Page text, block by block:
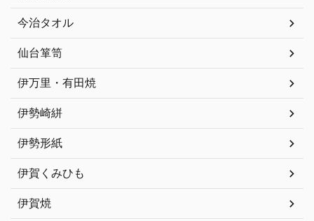
今治タオル
仙台箪笥
伊万里・有田焼
伊勢崎絣
伊勢形紙
伊賀くみひも
伊賀焼